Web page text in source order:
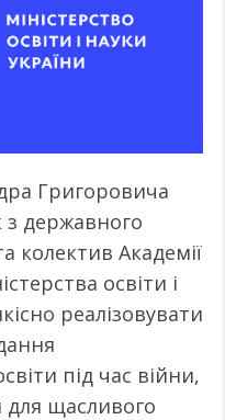
Григоровича
з державного
колектив Академії
освіти і
реалізовувати
під час війни,
щасливого